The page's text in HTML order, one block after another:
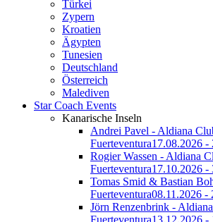
Türkei
Zypern
Kroatien
Ägypten
Tunesien
Deutschland
Österreich
Malediven
Star Coach Events
Kanarische Inseln
Andrei Pavel - Aldiana
Fuerteventura17.08.2026 -
Rogier Wassen - Aldiana
Fuerteventura17.10.2026 -
Tomas Smid & Bastian
Fuerteventura08.11.2026 -
Jörn Renzenbrink -
Fuerteventura13.12.2026 -